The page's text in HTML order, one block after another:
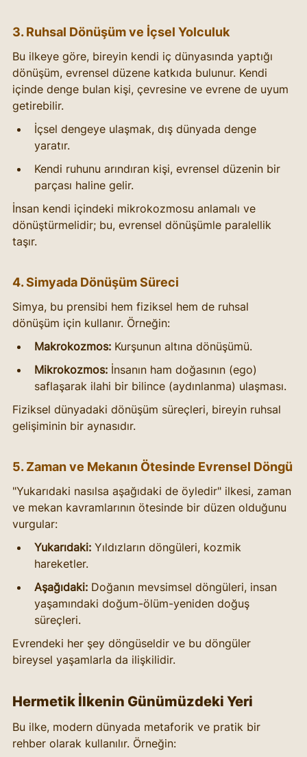
3. Ruhsal Dönüşüm ve İçsel Yolculuk
Bu ilkeye göre, bireyin kendi iç dünyasında yaptığı
dönüşüm, evrensel düzene katkıda bulunur. Kendi
içinde denge bulan kişi, çevresine ve evrene de uyum
getirebilir.
İçsel dengeye ulaşmak, dış dünyada denge
yaratır.
Kendi ruhunu arındıran kişi, evrensel düzenin bir
parçası haline gelir.
İnsan kendi içindeki mikrokozmosu anlamalı ve
dönüştürmelidir; bu, evrensel dönüşümle paralellik
taşır.
4. Simyada Dönüşüm Süreci
Simya, bu prensibi hem fiziksel hem de ruhsal
dönüşüm için kullanır. Örneğin:
Makrokozmos: Kurşunun altına dönüşümü.
Mikrokozmos: İnsanın ham doğasının (ego)
saflaşarak ilahi bir bilince (aydınlanma) ulaşması.
Fiziksel dünyadaki dönüşüm süreçleri, bireyin ruhsal
gelişiminin bir aynasıdır.
5. Zaman ve Mekanın Ötesinde Evrensel Döngü
"Yukarıdaki nasılsa aşağıdaki de öyledir" ilkesi, zaman
ve mekan kavramlarının ötesinde bir düzen olduğunu
vurgular:
Yukarıdaki: Yıldızların döngüleri, kozmik
hareketler.
Aşağıdaki: Doğanın mevsimsel döngüleri, insan
yaşamındaki doğum-ölüm-yeniden doğuş
süreçleri.
Evrendeki her şey döngüseldir ve bu döngüler
bireysel yaşamlarla da ilişkilidir.
Hermetik İlkenin Günümüzdeki Yeri
Bu ilke, modern dünyada metaforik ve pratik bir
rehber olarak kullanılır. Örneğin: